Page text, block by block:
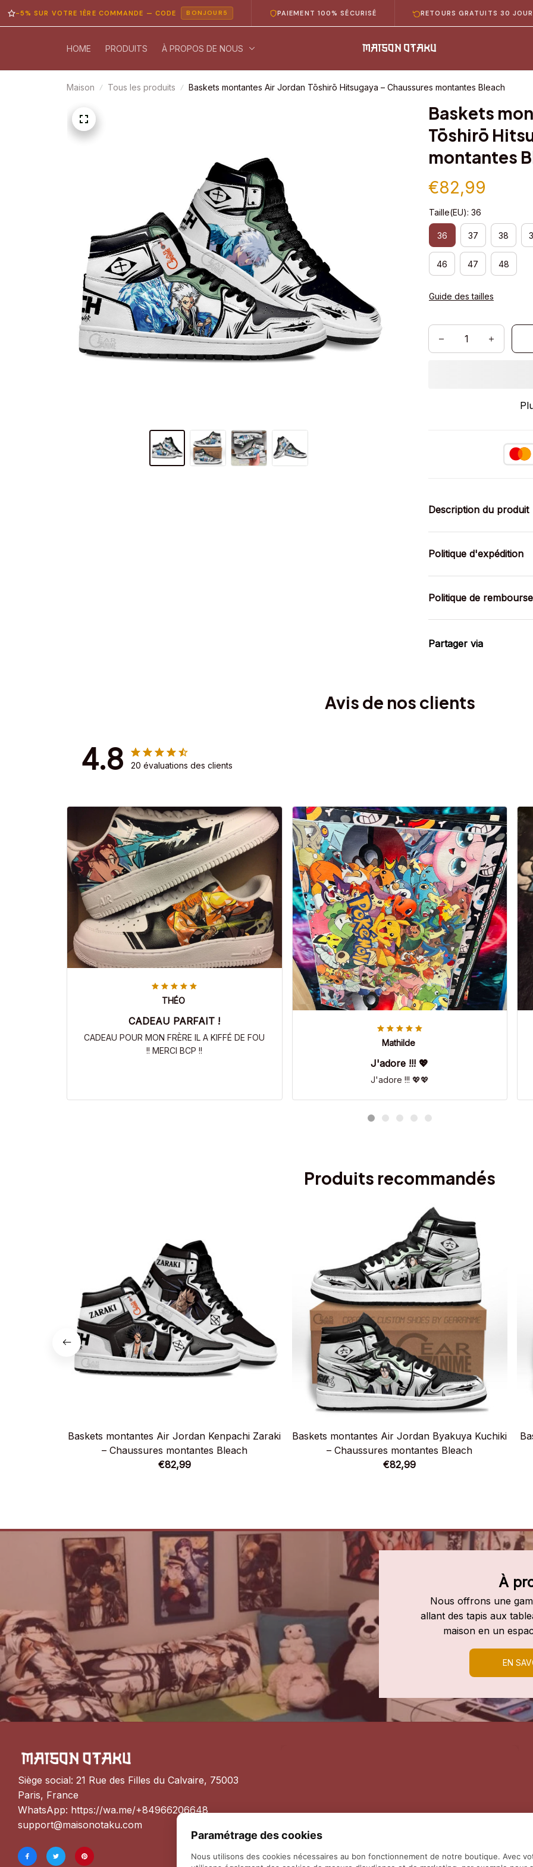
SUR VOTRE 1ÈRE COMMANDE — CODE BONJOUR5 PAIEMENT 100% SÉCURISÉ RETOURS GRATUITS 30 JOURS
HOME PRODUITS À PROPOS DE NOUS
Maison Tous les produits Baskets montantes Air Jordan Tōshirō Hitsugaya – Chaussures montantes Bleach
Baskets
Tōshirō
montantes
€82,99
Taille(EU): 36
36 37 38
46 47 48
Guide des tailles
Description du produit
Politique d'expédition
Politique de
Partager via
Avis de nos clients
4.8 20 évaluations des clients
THÉO
CADEAU PARFAIT !
CADEAU POUR MON FRÈRE IL A KIFFÉ DE FOU
!! MERCI BCP !!
Mathilde
J'adore !!! 💖
J'adore !!! 💖💖
Produits recommandés
Baskets montantes Air Jordan Kenpachi Zaraki
– Chaussures montantes Bleach
€82,99
Baskets montantes Air Jordan Byakuya Kuchiki
– Chaussures montantes Bleach
€82,99
À
Nous offrons une
allant des tapis aux
maison en un
EN
Siège social: 21 Rue des Filles du Calvaire, 75003
Paris, France
WhatsApp: https://wa.me/+84966206648
support@maisonotaku.com
Paramétrage des cookies
Nous utilisons des cookies nécessaires au bon fonctionnement de notre boutique. Avec